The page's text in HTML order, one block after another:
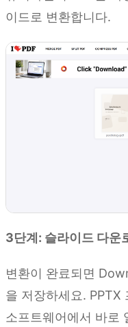
이드로 변환합니다.
3단계: 슬라이드 다운
변환이 완료되면
을 저장하세요. PPTX
소프트웨어에서 바로